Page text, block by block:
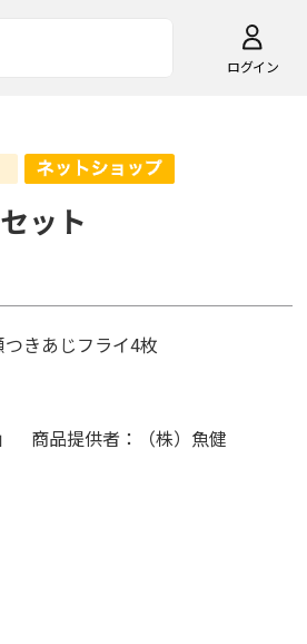
ログイン
ット
きあじフライ4枚
商品提供者：（株）魚健